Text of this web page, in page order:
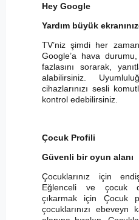
Hey Google
Yardım büyük
TV’niz şimdi her
Google’a hava
fazlasını sorarak,
alabilirsiniz.
cihazlarınızı sesli
kontrol edebilirsiniz.
Çocuk Profili
Güvenli bir oyun alanı
Çocuklarınız için
Eğlenceli ve çocuk
çıkarmak için Çocuk
çocuklarınızı ebeveyn